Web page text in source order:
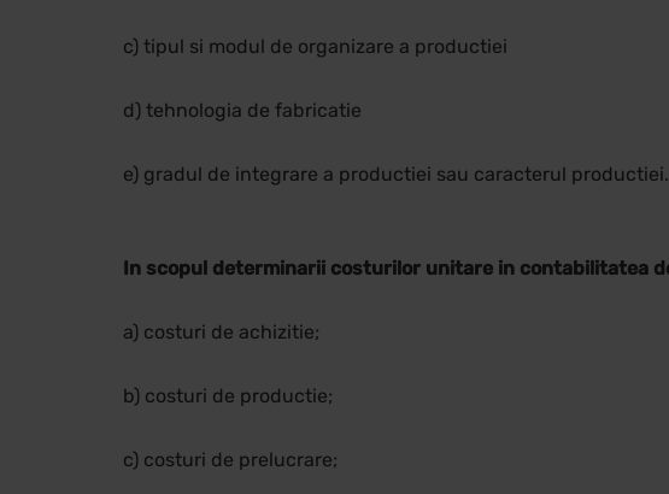
c) tipul si modul de organizare a productiei
d) tehnologia de fabricatie
e) gradul de integrare a productiei sau caracterul productiei.
In scopul determinarii costurilor unitare in contabilitatea
a) costuri de achizitie;
b) costuri de productie;
c) costuri de prelucrare;